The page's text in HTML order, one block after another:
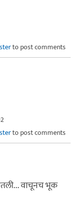
to post comments
to post comments
वाचूनच भूक